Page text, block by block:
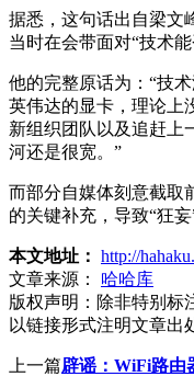
据悉，这句话出自梁文
当时在会带面对“技术
他的完整原话为：“技
英伟达的显卡，理论上
新组织团队以及追赶上
河还是很宽。”
而部分自媒体刻意截取
的关键补充，导致“狂妄
本文地址： http://
文章来源：
哈哈库
版权声明： 除非特别标
以链接形式注明文章出
上一篇辟谣：WiFi路由